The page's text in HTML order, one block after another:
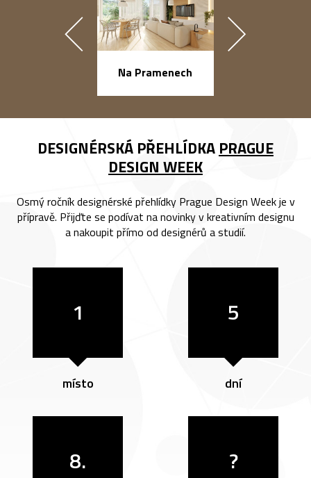
Na Pramenech
DESIGNÉRSKÁ PŘEHLÍDKA PRAGUE
DESIGN WEEK
Osmý ročník designérské přehlídky Prague Design Week je v
přípravě. Přijďte se podívat na novinky v kreativním designu
a nakoupit přímo od designérů a studií.
1
místo
5
dní
8. ?